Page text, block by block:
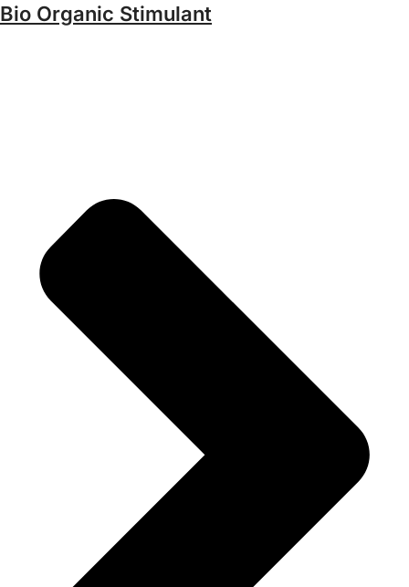
Bio Organic Stimulant